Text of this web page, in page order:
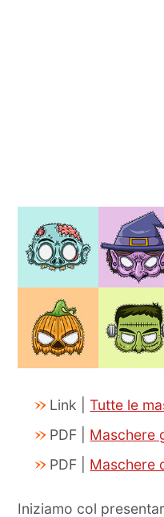
Link |Tutte le
PDF | Maschere
PDF | Maschere
Iniziamo col